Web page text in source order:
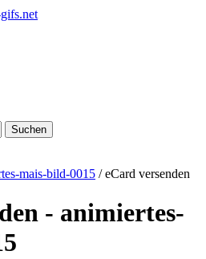
Suchen
mais-bild-0015 / eCard versenden
- animiertes-